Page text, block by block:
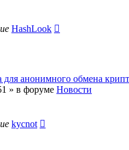
HashLook
анонимного обмена
» в форуме Новости
kycnot